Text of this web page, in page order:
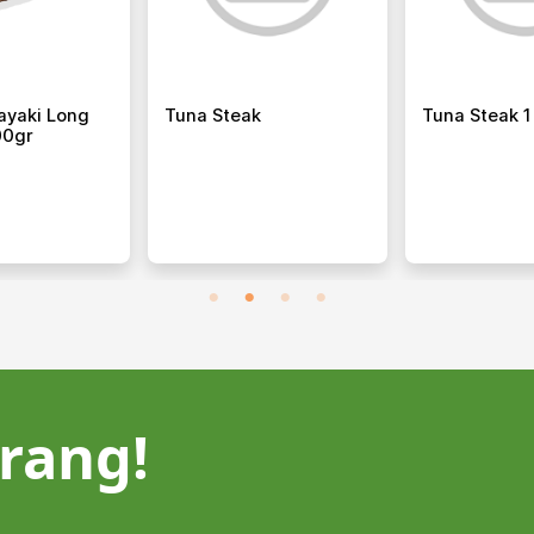
Cumi Lokal Cumi Flower Sanma